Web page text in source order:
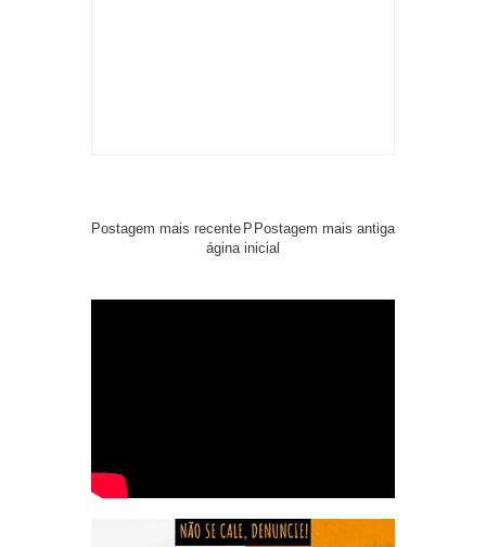
Postagem mais recente Postagem mais antiga
P
ágina inicial